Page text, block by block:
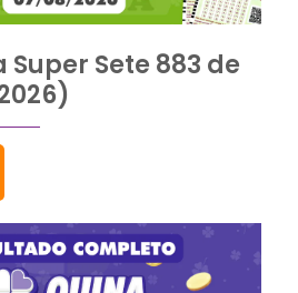
Sete 883 de